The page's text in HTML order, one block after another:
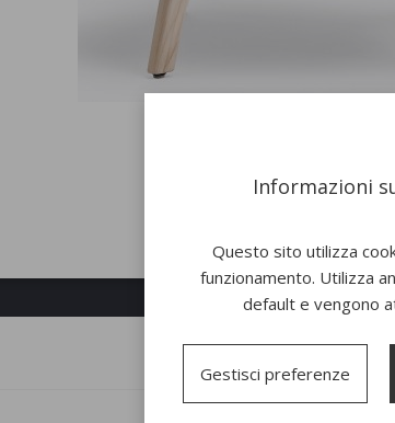
Informazioni
Questo sito utilizza
funzionamento. Utilizza
default e vengono
Gestisci preferenze